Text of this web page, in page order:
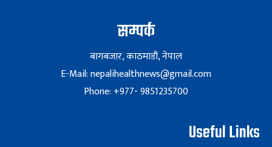
सम्पर्क
बागबजार, काठमाडौं, नेपाल
E-Mail: nepalihealthnews@gmail.com
Phone: +977- 9851235700
Useful Links